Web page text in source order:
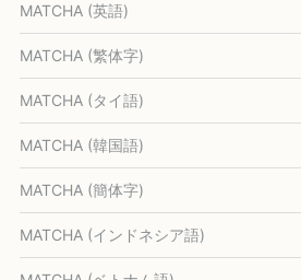
MATCHA (英語)
MATCHA (繁体字)
MATCHA (タイ語)
MATCHA (韓国語)
MATCHA (簡体字)
MATCHA (インドネシア語)